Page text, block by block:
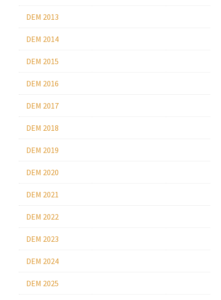
DEM 2013
DEM 2014
DEM 2015
DEM 2016
DEM 2017
DEM 2018
DEM 2019
DEM 2020
DEM 2021
DEM 2022
DEM 2023
DEM 2024
DEM 2025